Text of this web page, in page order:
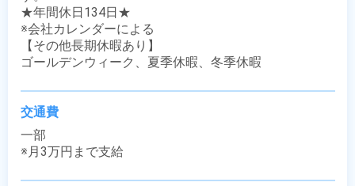
★年間休日134日★
※会社カレンダーによる
【その他長期休暇あり】
ゴールデンウィーク、夏季休暇、冬季休暇
交通費
一部
※月3万円まで支給